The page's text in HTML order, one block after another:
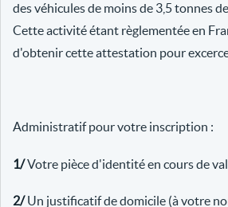
des véhicules de moins de 3,5 tonnes de
Cette activité étant règlementée en
d'obtenir cette attestation pour
Administratif pour votre inscription :
1/Votre pièce d'identité en cours de
2/Un justificatif de domicile (à votre